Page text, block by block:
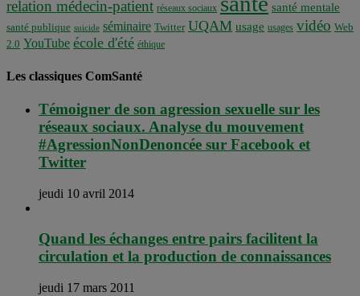
relation médecin-patient réseaux sociaux santé mentale
santé publique suicide séminaire Twitter UQAM usage usages vidéo Web
2.0 YouTube école d'été éthique
Les classiques ComSanté
Témoigner de son agression sexuelle sur les
réseaux sociaux. Analyse du mouvement
#AgressionNonDenoncée sur Facebook et
Twitter
jeudi 10 avril 2014
Quand les échanges entre pairs facilitent la
circulation et la production de connaissances
jeudi 17 mars 2011